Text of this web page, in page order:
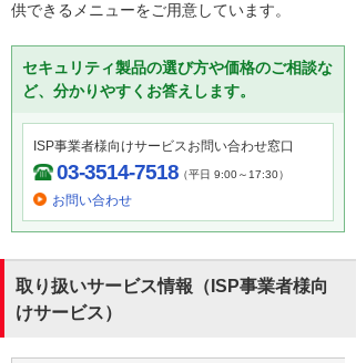
供できるメニューをご用意しています。
セキュリティ製品の選び方や価格のご相談な
ど、分かりやすくお答えします。
ISP事業者様向けサービスお問い合わせ窓口
03-3514-7518（平日 9:00～17:30）
お問い合わせ
取り扱いサービス情報（ISP事業者様向
けサービス）